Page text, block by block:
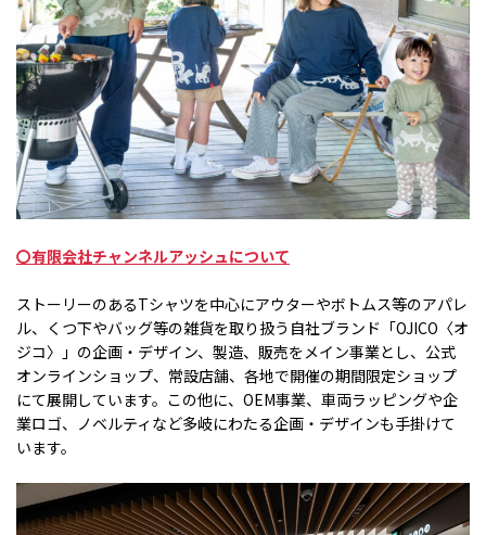
〇有限会社チャンネルアッシュについて
ストーリーのあるTシャツを中心にアウターやボトムス等のアパレ
ル、くつ下やバッグ等の雑貨を取り扱う自社ブランド「OJICO 〈オ
ジコ〉」の企画・デザイン、製造、販売をメイン事業とし、公式
オンラインショップ、常設店舗、各地で開催の期間限定ショップ
にて展開しています。この他に、 OEM事業、車両ラッピングや企
業ロゴ、ノベルティなど多岐にわたる企画・デザインも手掛けて
います。